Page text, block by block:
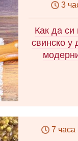
3
Как да си
свинско у
7 часа